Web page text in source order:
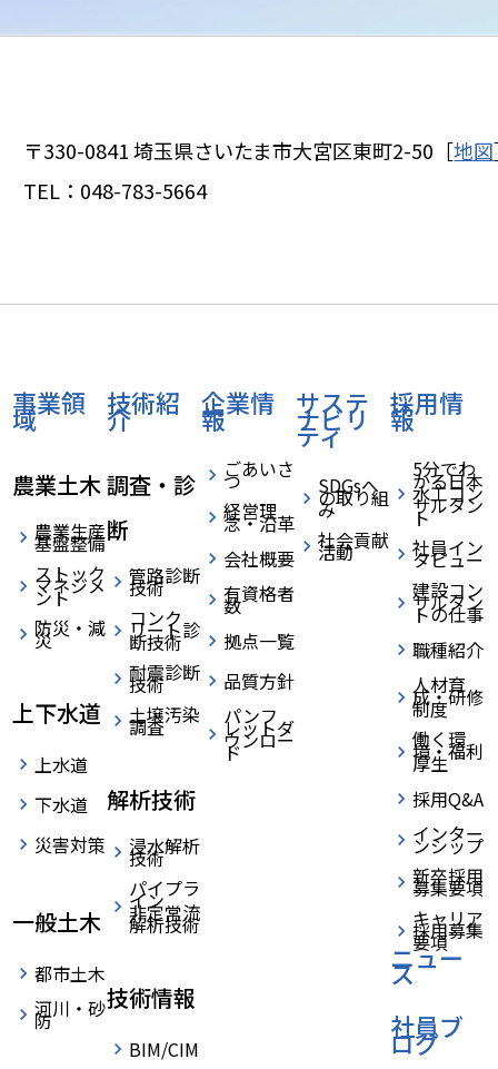
〒330-0841埼玉県さいたま市大宮区東町2-50［地図
TEL： 048-783-5664
事業領
域
農業土木
農業生産
基盤整備
ストック
マネジメ
ント
防災・減
災
上下水道
上水道
下水道
災害対策
一般土木
都市土木
河川・砂
防
技術紹
介
調査・診
断
管路診断
技術
コンク
リート診
断技術
耐震診断
技術
土壌汚染
調査
解析技術
浸水解析
技術
パイプラ
イン
非定常流
解析技術
技術情報
BIM/CIM
企業情
報
ごあいさ
つ
経営理
念・沿革
会社概要
有資格者
数
拠点一覧
品質方針
パンフ
レットダ
ウンロー
ド
サステ
ナビリ
ティ
SDGsへ
の取り組
み
社会貢献
活動
採用情
報
5分でわ
かる日本
水工コン
サルタン
ト
社員イン
タビュー
建設コン
サルタン
トの仕事
職種紹介
人材育
成・研修
制度
働く環
境・福利
厚生
採用Q&A
インター
ンシップ
新卒採用
募集要項
キャリア
採用募集
要項
ニュー
ス
社員ブ
ログ